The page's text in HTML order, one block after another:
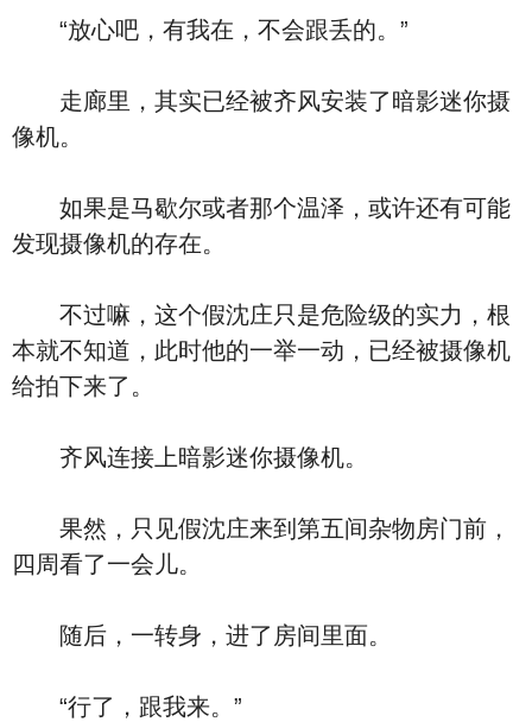
“放心吧，有我在，不会跟丢的。”
走廊里，其实已经被齐风安装了暗影迷你摄
像机。
如果是马歇尔或者那个温泽，或许还有可能
发现摄像机的存在。
不过嘛，这个假沈庄只是危险级的实力，根
本就不知道，此时他的一举一动，已经被摄像机
给拍下来了。
齐风连接上暗影迷你摄像机。
果然，只见假沈庄来到第五间杂物房门前，
四周看了一会儿。
随后，一转身，进了房间里面。
“行了，跟我来。”